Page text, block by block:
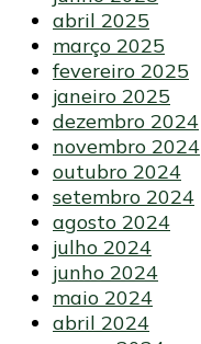
abril 2025
março 2025
fevereiro 2025
janeiro 2025
dezembro 2024
novembro 2024
outubro 2024
setembro 2024
agosto 2024
julho 2024
junho 2024
maio 2024
abril 2024